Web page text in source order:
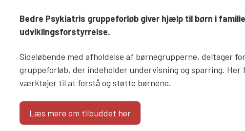
Bedre Psykiatris gruppeforløb giver hjælp til børn i
udviklingsforstyrrelse.
Sideløbende med afholdelse af børnegrupperne, deltager
gruppeforløb, der indeholder undervisning og sparring.
værktøjer til at forstå og støtte børnene.
Læs mere om tilbuddet her